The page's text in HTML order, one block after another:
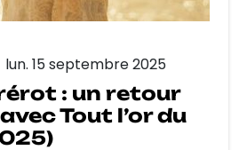
lun. 15 septembre 2025
: un retour
Tout l’or du